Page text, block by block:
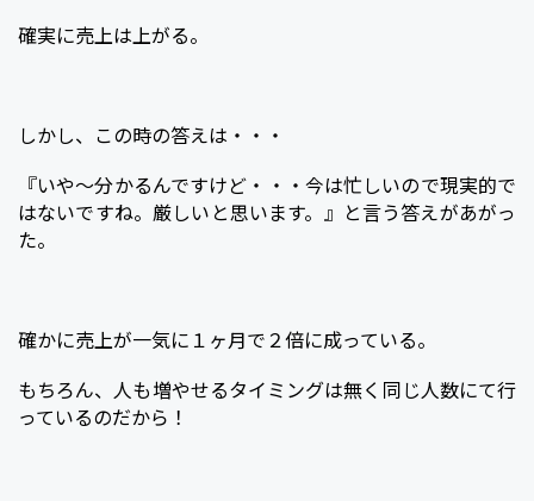
確実に売上は上がる。
しかし、この時の答えは・・・
『いや～分かるんですけど・・・今は忙しいので現実的で
はないですね。厳しいと思います。』と言う答えがあがっ
た。
確かに売上が一気に１ヶ月で２倍に成っている。
もちろん、人も増やせるタイミングは無く同じ人数にて行
っているのだから！